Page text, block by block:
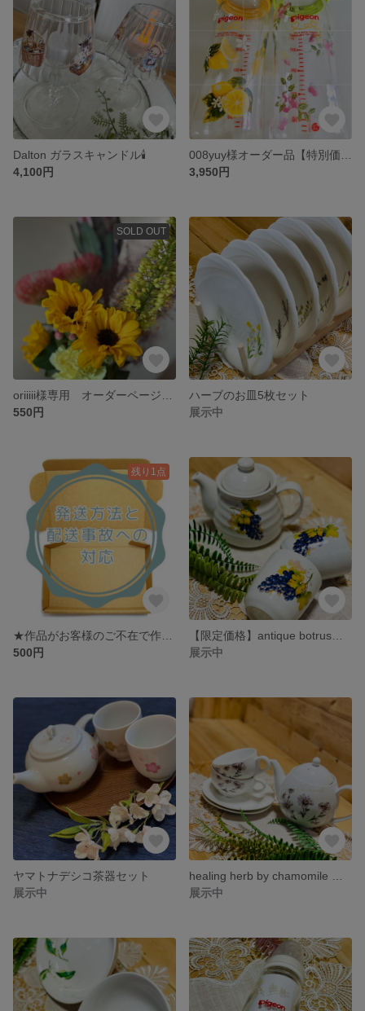
Dalton ガラスキャンドル🕯
4,100円
3,950円
SOLD OUT
550円
ハーブのお皿5枚セット
展示中
残り1点
500円
展示中
ヤマトナデシコ茶器セット
展示中
展示中